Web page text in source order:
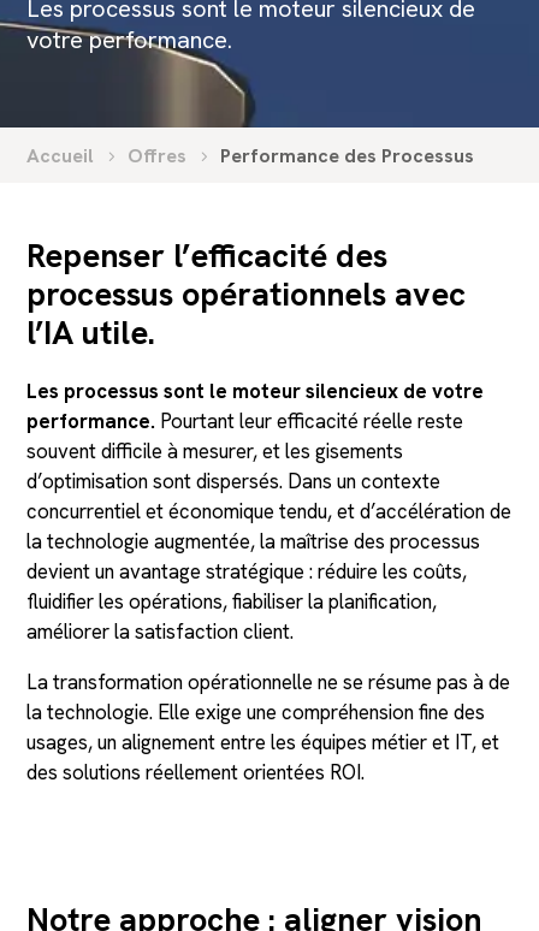
Les processus sont le moteur silencieux de
votre performance.
Accueil Offres Performance des Processus
Repenser l’efficacité des
processus opérationnels avec
l’IA utile.
Les processus sont le moteur silencieux de votre
performance. Pourtant leur efficacité réelle reste
souvent difficile à mesurer, et les gisements
d’optimisation sont dispersés. Dans un contexte
concurrentiel et économique tendu, et d’accélération de
la technologie augmentée, la maîtrise des processus
devient un avantage stratégique : réduire les coûts,
fluidifier les opérations, fiabiliser la planification,
améliorer la satisfaction client.
La transformation opérationnelle ne se résume pas à de
la technologie. Elle exige une compréhension fine des
usages, un alignement entre les équipes métier et IT, et
des solutions réellement orientées ROI.
Notre approche : aligner vision